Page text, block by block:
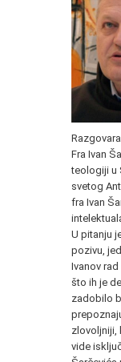
Fra Ivan
teologiji u
svetog
fra Ivan
U pitanju
pozivu,
Ivanov
što ih je
zadobilo
zlovoljniji,
vide